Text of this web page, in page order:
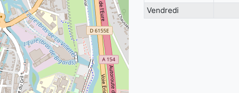
Vendredi